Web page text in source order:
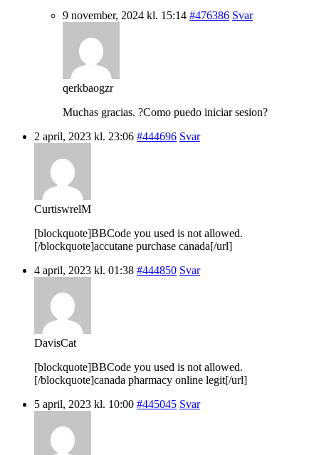
9 november, 2024 kl. 15:14 #476386 Svar
qerkbaogzr
Muchas gracias. ?Como puedo iniciar sesion?
2 april, 2023 kl. 23:06 #444696 Svar
CurtiswrelM
[blockquote]BBCode you used is not allowed.
[/blockquote]accutane purchase canada[/url]
4 april, 2023 kl. 01:38 #444850 Svar
DavisCat
[blockquote]BBCode you used is not allowed.
[/blockquote]canada pharmacy online legit[/url]
5 april, 2023 kl. 10:00 #445045 Svar